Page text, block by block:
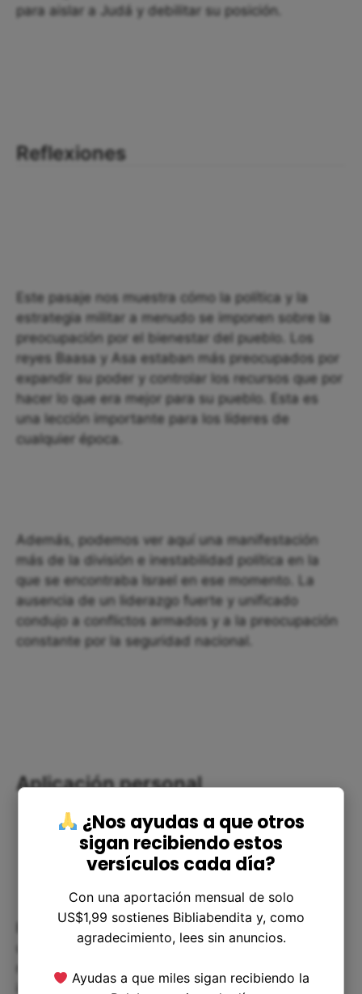
para aislar a Judá y debilitar su posición.
Reflexiones
Este pasaje nos muestra cómo la política y la
estrategia militar a menudo se imponen sobre la
preocupación por el bienestar del pueblo. Los
reyes Baasa y Asa estaban más preocupados por
expandir su poder y controlar los recursos que por
hacer lo que era mejor para su pueblo. Esta es
una lección importante para los líderes de
cualquier época.
Además, podemos ver aquí una manifestación
más de la división e inestabilidad política en la
que se encontraba Israel en ese momento. La
ausencia de un liderazgo fuerte y unificado
condujo a conflictos armados y a la preocupación
constante por la seguridad nacional.
Aplicación personal
En la historia de Baasa y Asa podemos encontrar
una llamada a la reflexión sobre nuestros propios
motivos y acciones. La búsqueda del poder y la
influencia no debe prevalecer sobre la
¿Nos ayudas a que otros
sigan recibiendo estos
versículos cada día?
Con una aportación mensual de solo
US$1,99 sostienes Bibliabendita y, como
agradecimiento, lees sin anuncios.
Ayudas a que miles sigan recibiendo la